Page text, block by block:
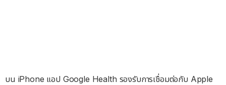
บน iPhone แอป Google Health รองรับการเชื่อมต่อกับ Apple